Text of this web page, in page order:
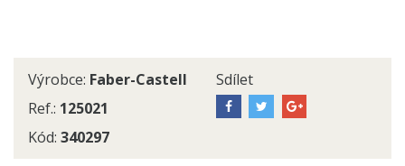
Výrobce: Faber-Castell
Ref.: 125021
Kód: 340297
Sdílet